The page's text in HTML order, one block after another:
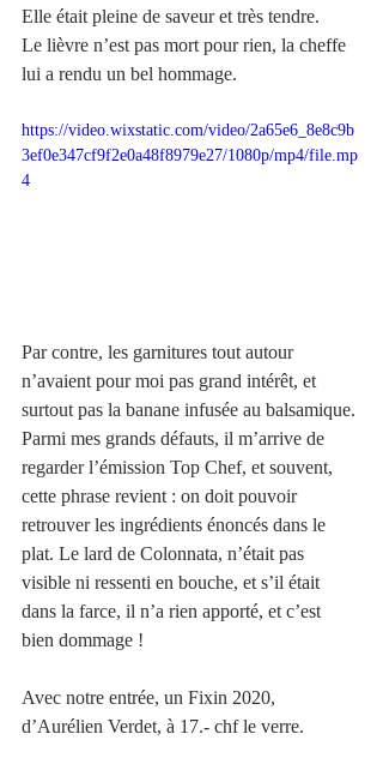
Elle était pleine de saveur et très tendre.
Le lièvre n’est pas mort pour rien, la cheffe
lui a rendu un bel hommage.
https://video.wixstatic.com/video/2a65e6_8e8c9b
3ef0e347cf9f2e0a48f8979e27/1080p/mp4/file.mp
4
Par contre, les garnitures tout autour
n’avaient pour moi pas grand intérêt, et
surtout pas la banane infusée au balsamique.
Parmi mes grands défauts, il m’arrive de
regarder l’émission Top Chef, et souvent,
cette phrase revient : on doit pouvoir
retrouver les ingrédients énoncés dans le
plat. Le lard de Colonnata, n’était pas
visible ni ressenti en bouche, et s’il était
dans la farce, il n’a rien apporté, et c’est
bien dommage !
Avec notre entrée, un Fixin 2020,
d’Aurélien Verdet, à 17.- chf le verre.